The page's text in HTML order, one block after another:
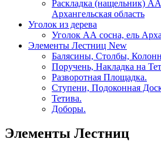
Раскладка (нащельник) АА
Архангельская область
Уголок из дерева
Уголок АА сосна, ель
Элементы Лестниц New
Балясины, Столбы,
Поручень, Накладка на
Разворотная Площадка.
Ступени, Подоконная
Тетива.
Доборы.
Элементы Лестниц